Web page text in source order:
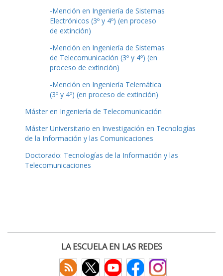
-Mención en Ingeniería de Sistemas
Electrónicos (3º y 4º) (en proceso
de extinción)
-Mención en Ingeniería de Sistemas
de Telecomunicación (3º y 4º) (en
proceso de extinción)
-Mención en Ingeniería Telemática
(3º y 4º) (en proceso de extinción)
Máster en Ingeniería de Telecomunicación
Máster Universitario en Investigación en Tecnologías
de la Información y las Comunicaciones
Doctorado: Tecnologías de la Información y las
Telecomunicaciones
LA ESCUELA EN LAS REDES